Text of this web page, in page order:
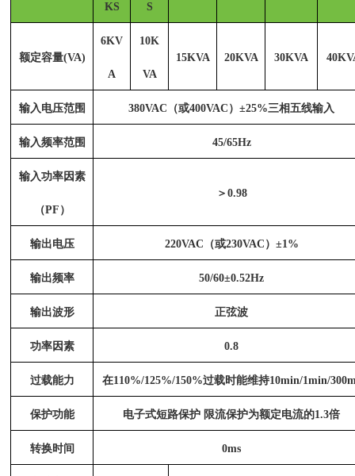
KS S
额定容量(VA)
6KV
A
10K
VA
15KVA 20KVA 30KVA
输入电压范围 380VAC（或400VAC）±25%三相五线输入
输入频率范围 45/65Hz
输入功率因素
（PF）
＞ 0.98
输出电压 220VAC（或230VAC）±1%
输出频率 50/60±0.52Hz
输出波形 正弦波
功率因素 0.8
过载能力 在110%/125%/150%过载时能维持10min/1min/
保护功能 电子式短路保护 限流保护为额定电流的1.3倍
转换时间 0ms